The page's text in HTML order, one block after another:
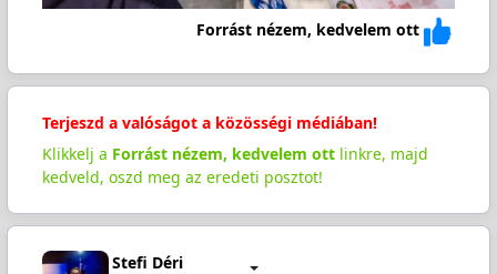
Forrást nézem, kedvelem ott
Terjeszd a valóságot a közösségi médiában!
Klikkelj a Forrást nézem, kedvelem ottlinkre, majd
kedveld, oszd meg az eredeti posztot!
Stefi Déri